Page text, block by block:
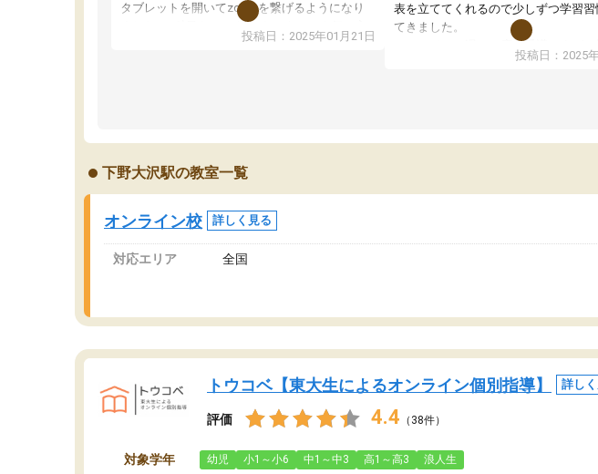
タブレットを開いてzoomを繋げるようになり
ました！5科目なんでもOKなのもとても気に入
投稿日：2025年01月21日
表を立ててくれるので少しずつ学習
てきました。
オンラインで週に一度の受講ですが、
い日も予定表に基づいて勉強したり、
投稿日：2025
下野大沢駅の教室一覧
オンライン校 詳しく見る
対応エリア 全国
トウコベ【東大生によるオンライン個別指導】 詳し
評価 4.4 （38件）
対象学年 幼児 小1～小6 中1～中3 高1～高3 浪人生